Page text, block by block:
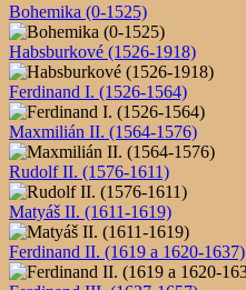
Bohemika (0-1525)
Habsburkové (1526-1918)
Ferdinand I. (1526-1564)
Maxmilián II. (1564-1576)
Rudolf II. (1576-1611)
Matyáš II. (1611-1619)
Ferdinand II. (1619 a 1620-1637)